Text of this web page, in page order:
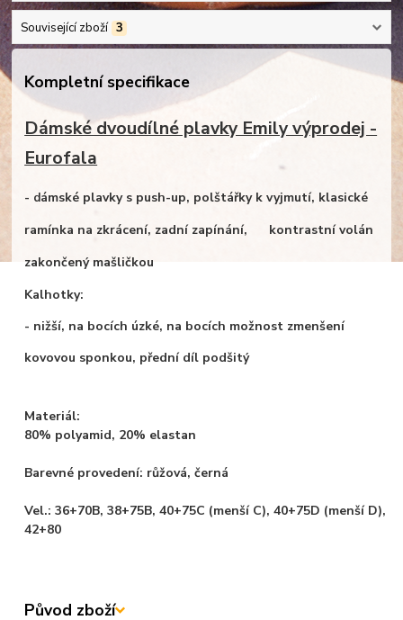
Související zboží 3
Kompletní specifikace
Dámské dvoudílné plavky Emily výprodej -
Eurofala
- dámské plavky s push-up, polštářky k vyjmutí, klasické
ramínka na zkrácení, zadní zapínání, kontrastní volán
zakončený mašličkou
Kalhotky:
- nižší, na bocích úzké, na bocích možnost zmenšení
kovovou sponkou, přední díl podšitý
Materiál:
80% polyamid, 20% elastan
Barevné provedení: růžová, černá
Vel.: 36+70B, 38+75B, 40+75C (menší C), 40+75D (menší D),
42+80
Původ zboží